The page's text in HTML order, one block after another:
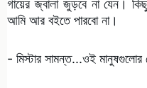
গায়ের জ্বালা জুড়বে না যেন।
আমি আর বইতে পারবো না।
- মিস্টার সামন্ত...ওই